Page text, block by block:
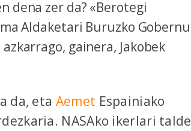
dena zer da? «Berotegi
Aldaketari Buruzko Gobernu
gainera, Jakobek
da, eta Aemet Espainiako
NASAko ikerlari talde